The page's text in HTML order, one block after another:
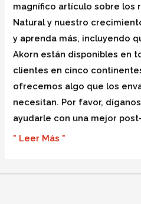
magnífico artículo sobre los
Natural y nuestro
y aprenda más, incluyendo
Akorn están disponibles en
clientes en cinco
ofrecemos algo que los
necesitan. Por favor,
ayudarle con una mejor
" Leer Más "